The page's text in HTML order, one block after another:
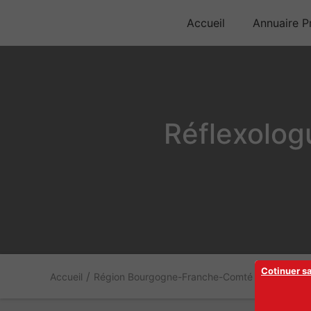
Accueil Annuaire
Accueil / Région Bourgogne-Franche-Comté /Nièvre
Cotinuer